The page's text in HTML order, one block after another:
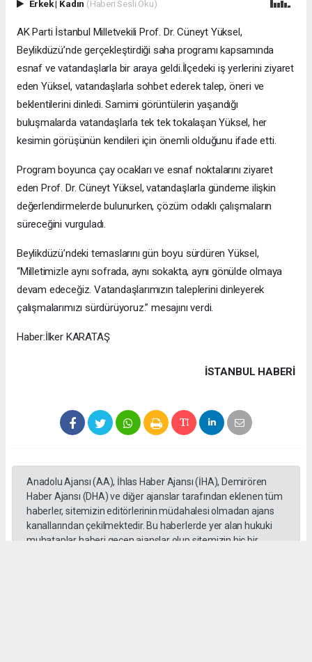
Erkek| Kadın (Haberi Sesli Oku)
AK Parti İstanbul Milletvekili Prof. Dr. Cüneyt Yüksel,
Beylikdüzü’nde gerçekleştirdiği saha programı kapsamında
esnaf ve vatandaşlarla bir araya geldi.İlçedeki iş yerlerini ziyaret
eden Yüksel, vatandaşlarla sohbet ederek talep, öneri ve
beklentilerini dinledi. Samimi görüntülerin yaşandığı
buluşmalarda vatandaşlarla tek tek tokalaşan Yüksel, her
kesimin görüşünün kendileri için önemli olduğunu ifade etti.
Program boyunca çay ocakları ve esnaf noktalarını ziyaret
eden Prof. Dr. Cüneyt Yüksel, vatandaşlarla gündeme ilişkin
değerlendirmelerde bulunurken, çözüm odaklı çalışmaların
süreceğini vurguladı.
Beylikdüzü’ndeki temaslarını gün boyu sürdüren Yüksel,
“Milletimizle aynı sofrada, aynı sokakta, aynı gönülde olmaya
devam edeceğiz. Vatandaşlarımızın taleplerini dinleyerek
çalışmalarımızı sürdürüyoruz.” mesajını verdi.
Haber:İlker KARATAŞ
İSTANBUL HABERİ
Anadolu Ajansı (AA), İhlas Haber Ajansı (İHA), Demirören
Haber Ajansı (DHA) ve diğer ajanslar tarafından eklenen tüm
haberler, sitemizin editörlerinin müdahalesi olmadan ajans
kanallarından çekilmektedir. Bu haberlerde yer alan hukuki
muhataplar haberi geçen ajanslar olup sitemizin hiç bir